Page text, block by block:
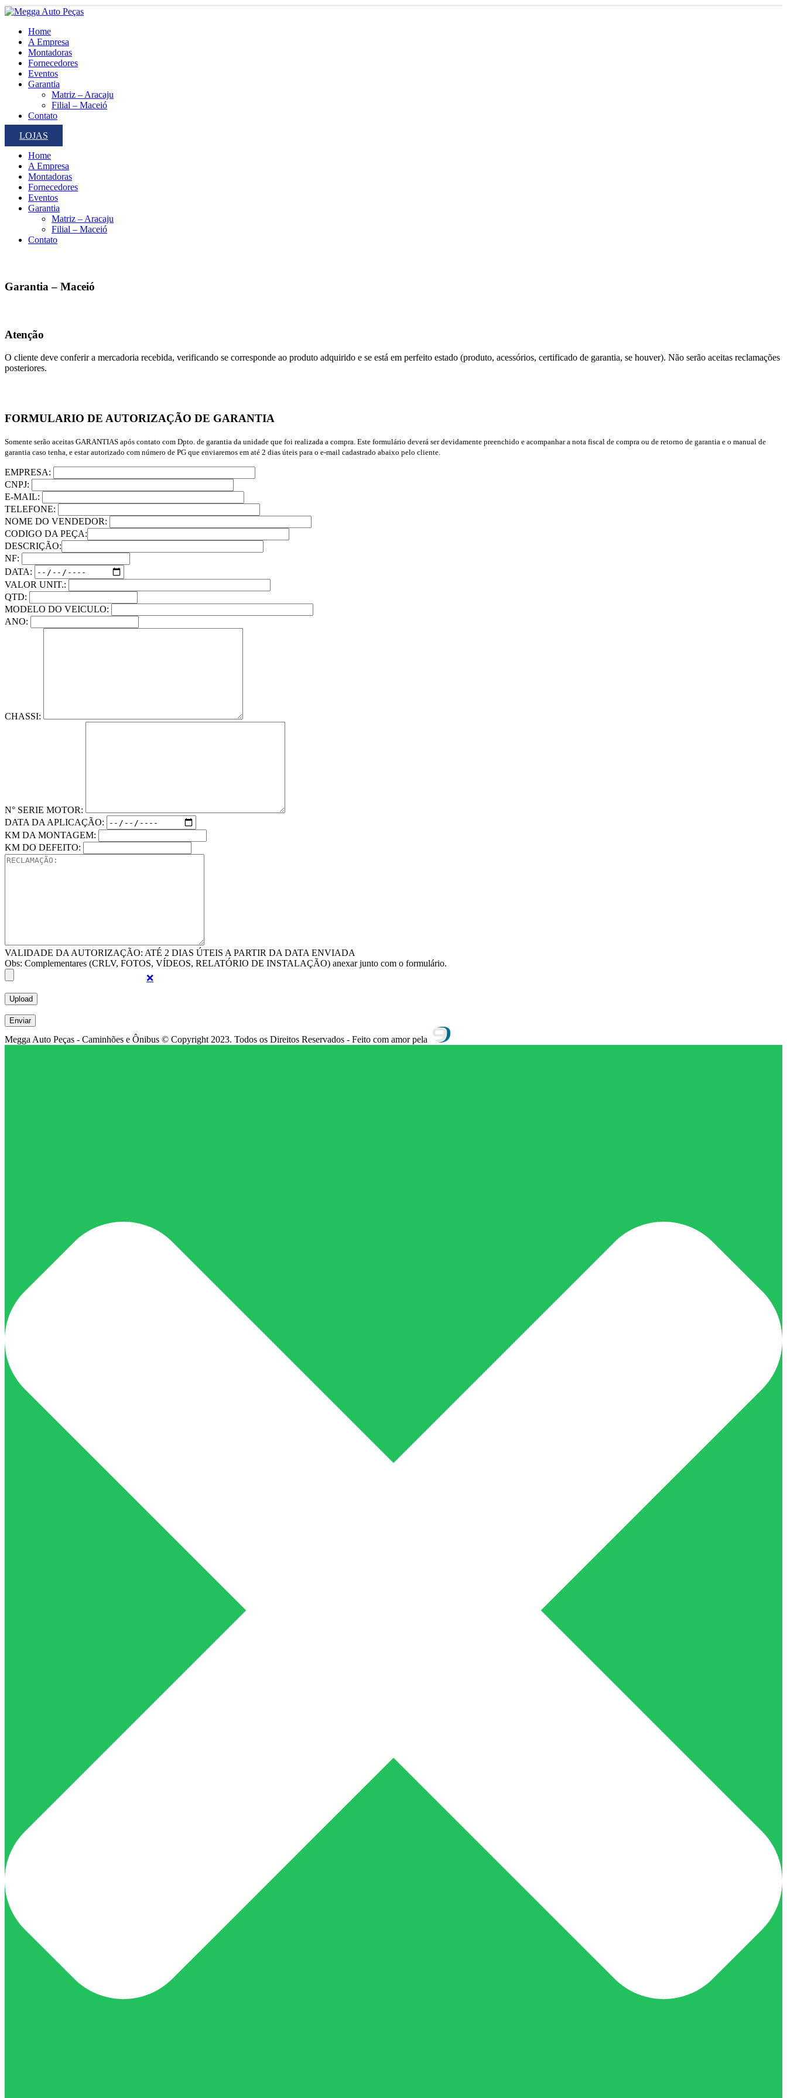
Home
A Empresa
Montadoras
Fornecedores
Eventos
Garantia
Matriz – Aracaju
Filial – Maceió
Contato
LOJAS
Home
A Empresa
Montadoras
Fornecedores
Eventos
Garantia
Matriz – Aracaju
Filial – Maceió
Contato
Garantia – Maceió
Atenção
O cliente deve conferir a mercadoria recebida, verificando se corresponde ao produto adquirido e se está em perfeito estado (produto, acessórios, certificado de garantia, se houver). Não serão aceitas reclamações
posteriores.
FORMULARIO DE AUTORIZAÇÃO DE GARANTIA
Somente serão aceitas GARANTIAS após contato com Dpto. de garantia da unidade que foi realizada a compra. Este formulário deverá ser devidamente preenchido e acompanhar a nota fiscal de compra ou de retorno de garantia e o manual de
garantia caso tenha, e estar autorizado com número de PG que enviaremos em até 2 dias úteis para o e-mail cadastrado abaixo pelo cliente.
EMPRESA:
CNPJ:
E-MAIL:
TELEFONE:
NOME DO VENDEDOR:
CODIGO DA PEÇA:
DESCRIÇÃO:
NF:
DATA:
VALOR UNIT.:
QTD:
MODELO DO VEICULO:
ANO:
CHASSI:
N° SERIE MOTOR:
DATA DA APLICAÇÃO:
KM DA MONTAGEM:
KM DO DEFEITO:
VALIDADE DA AUTORIZAÇÃO: ATÉ 2 DIAS ÚTEIS A PARTIR DA DATA ENVIADA
Obs: Complementares (CRLV, FOTOS, VÍDEOS, RELATÓRIO DE INSTALAÇÃO) anexar junto com o formulário.
❌
Megga Auto Peças - Caminhões e Ônibus © Copyright 2023. Todos os Direitos Reservados - Feito com amor pela